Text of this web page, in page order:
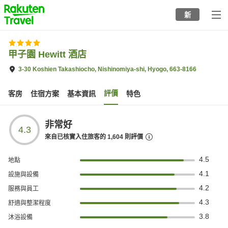
to
top
page
新
甲子園 Hewitt 酒店
3-30 Koshien Takashiocho, Nishinomiya-shi, Hyogo, 663-8166
客房 住宿方案 基本資訊 評價 特色
4.3 非常好
來自已核實入住旅客的 1,604 則評價
地點 4.5
設施與設備 4.1
服務與員工 4.2
舒適與整潔程度 4.3
沐浴設備
3.8